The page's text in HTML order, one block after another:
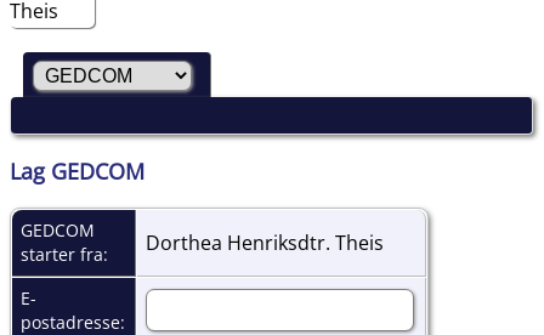
Lag GEDCOM
GEDCOM
starter fra:
Dorthea Henriksdtr. Theis
E-
postadresse: